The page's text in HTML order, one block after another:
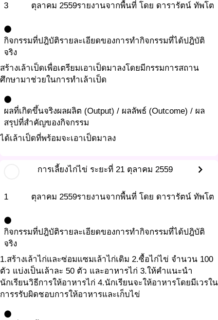
3 ตุลาคม 2559รายงานจากพื้นที่ โดย ดารารัตน์ ทัพโต
circle
กิจกรรมที่ปฎิบัติรายละเอียดของการทำกิจกรรมที่ได้ปฎิบัติ
จริง
สร้างเล้าเป็ดเพื่อเตรียมเอาเป็ดมาลงโดยมีกรรมการสถาน
ศึกษามาช่วยในการทำเล้าเป็ด
circle
ผลที่เกิดขึ้นจริงผลผลิต (Output) / ผลลัพธ์ (Outcome) / ผล
สรุปที่สำคัญของกิจกรรม
ได้เล้าเป็ดที่พร้อมจะเอาเป็ดมาลง
การเลี้ยงไก่ไข่ ระยะที่ 21 ตุลาคม 2559 chevron_right
1 ตุลาคม 2559รายงานจากพื้นที่ โดย ดารารัตน์ ทัพโต
circle
กิจกรรมที่ปฎิบัติรายละเอียดของการทำกิจกรรมที่ได้ปฎิบัติ
จริง
1.สร้างเล้าไก่และซ่อมแซมเล้าไก่เดิม 2.ซื้อไก่ไข่ จำนวน 100
ตัว แบ่งเป็นเล้าละ 50 ตัว และอาหารไก่ 3.ให้คำแนะนำ
นักเรียนวิธีการให้อาหารไก่ 4.นักเรียนจะให้อาหารโดยมีเวรใน
การรรับผิดชอบการให้อาหารและเก็บไข่
circle